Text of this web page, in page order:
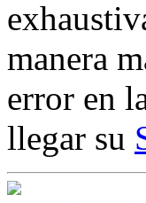
manera
error en
llegar su